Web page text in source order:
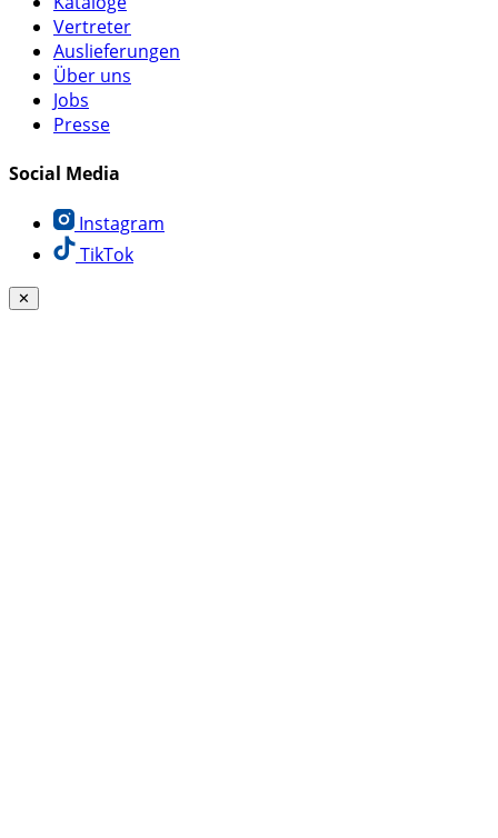
Vertreter
Auslieferungen
Über uns
Jobs
Presse
Social Media
Instagram
TikTok
✕